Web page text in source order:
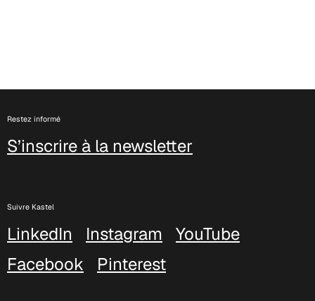
C 381
Restez informé
S’inscrire à la newsletter
Suivre Kastel
LinkedIn Instagram
YouTube
Facebook
Pinterest